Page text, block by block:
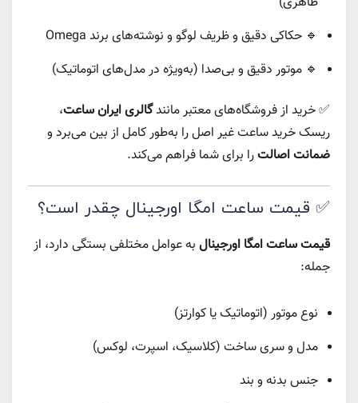
🔹 حکاکی دقیق و ظریف لوگو و نوشته‌های برند Omega
🔹 موتور دقیق و بی‌صدا (به‌ویژه در مدل‌های اتوماتیک)
✅ خرید از فروشگاه‌های معتبر مانندگالری ایران ساعت،
ریسک خرید ساعت غیر اصل را به‌طور کامل از بین می‌برد و
ضمانت اصالترا برای شما فراهم می‌کند.
✅ قیمت ساعت امگا اورجینال چقدر است؟
قیمت ساعت امگا اورجینال به عوامل مختلفی بستگی دارد، از
جمله:
نوع موتور (اتوماتیک یا کوارتز)
مدل و سری ساخت (کلاسیک، اسپرت، لوکس)
جنس بدنه و بند